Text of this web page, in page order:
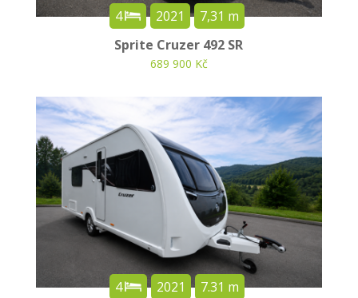
4 2021
7,31 m
Sprite Cruzer 492 SR
689 900 Kč
4 2021
7.31 m